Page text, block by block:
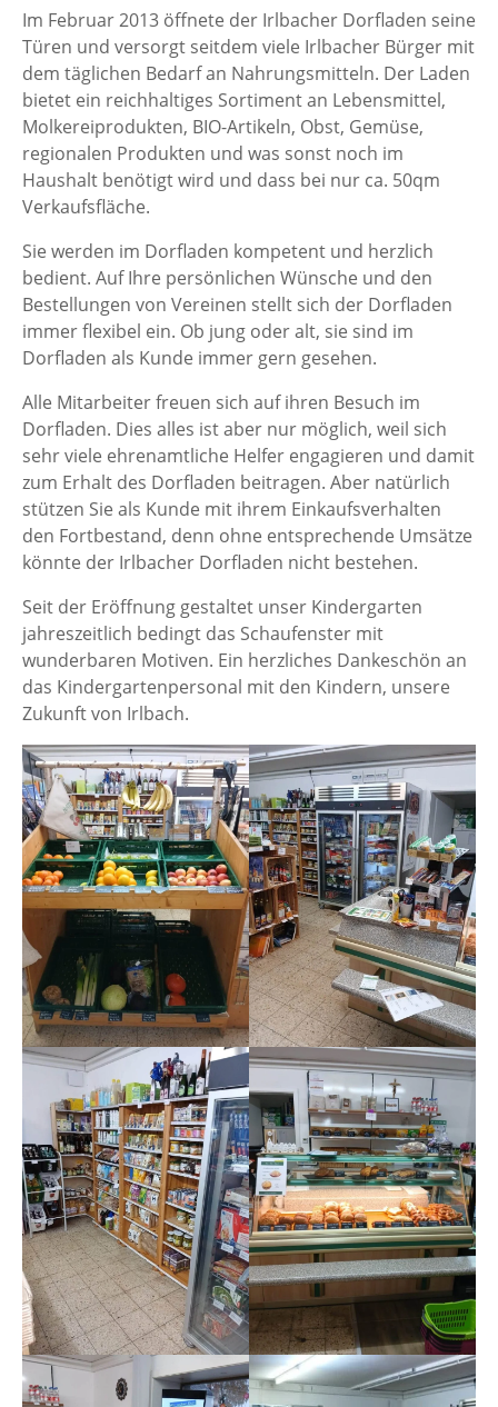
e
t
e
n
:
o
n
:
Im Februar 2013 öffnete der Irlbacher Dorfladen seine
Türen und versorgt seitdem viele Irlbacher Bürger mit
dem täglichen Bedarf an Nahrungsmitteln. Der Laden
bietet ein reichhaltiges Sortiment an Lebensmittel,
Molkereiprodukten, BIO-Artikeln, Obst, Gemüse,
regionalen Produkten und was sonst noch im
Haushalt benötigt wird und dass bei nur ca. 50qm
Verkaufsfläche.
Sie werden im Dorfladen kompetent und herzlich
bedient. Auf Ihre persönlichen Wünsche und den
Bestellungen von Vereinen stellt sich der Dorfladen
immer flexibel ein. Ob jung oder alt, sie sind im
Dorfladen als Kunde immer gern gesehen.
Alle Mitarbeiter freuen sich auf ihren Besuch im
Dorfladen. Dies alles ist aber nur möglich, weil sich
sehr viele ehrenamtliche Helfer engagieren und damit
zum Erhalt des Dorfladen beitragen. Aber natürlich
stützen Sie als Kunde mit ihrem Einkaufsverhalten
den Fortbestand, denn ohne entsprechende Umsätze
könnte der Irlbacher Dorfladen nicht bestehen.
Seit der Eröffnung gestaltet unser Kindergarten
jahreszeitlich bedingt das Schaufenster mit
wunderbaren Motiven. Ein herzliches Dankeschön an
das Kindergartenpersonal mit den Kindern, unsere
Zukunft von Irlbach.